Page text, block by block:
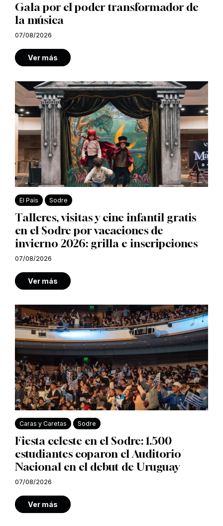
Gala por el poder transformador de
la música
07/08/2026
Ver más
El País Sodre
Talleres, visitas y cine infantil gratis
en el Sodre por vacaciones de
invierno 2026: grilla e inscripciones
07/08/2026
Ver más
Caras y Caretas Sodre
Fiesta celeste en el Sodre: 1.500
estudiantes coparon el Auditorio
Nacional en el debut de Uruguay
07/08/2026
Ver más